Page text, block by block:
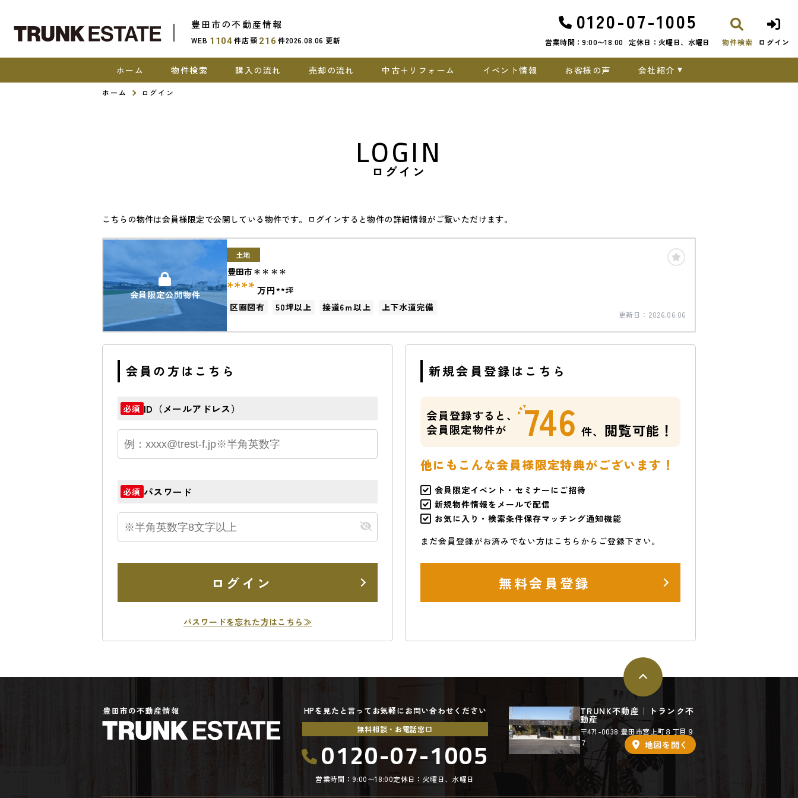
豊田市の不動産情報
WEB 1104件店頭 216 件2026.08.06 更新
0120-07-1005
営業時間：9:00〜18:00 定休日：火曜日、水曜日 物件検索 ログイン
ホーム 物件検索 購入の流れ 売却の流れ 中古＋リフォーム イベント情報 お客様の声 会社紹介
ホーム ログイン
LOGIN
ログイン
こちらの物件は会員様限定で公開している物件です。ログインすると物件の詳細情報がご覧いただけます。
会員限定公開物件
土地
豊田市＊＊＊＊
**** 万円**坪
区画図有
50坪以上 接道6ｍ以上 上下水道完備
更新日： 2026.06.06
会員の方はこちら
必須 ID（メールアドレス）
必須 パスワード
ログイン
パスワードを忘れた方はこちら≫
新規会員登録はこちら
会員登録すると、
会員限定物件が
746 件、 閲覧可能！
他にもこんな会員様限定特典がございます！
会員限定イベント・セミナーにご招待
新規物件情報をメールで配信
お気に入り・検索条件保存マッチング通知機能
まだ会員登録がお済みでない方はこちらからご登録下さい。
無料会員登録
豊田市の不動産情報 HPを見たと言ってお気軽にお問い合わせください
無料相談・お電話窓口
0120-07-1005
営業時間：9:00〜18:00定休日：火曜日、水曜日
TRUNK不動産｜トランク不
動産
〒471-0038 豊田市宮上町８丁目９
７
地図を開く